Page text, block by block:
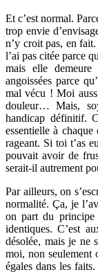
Et c’est normal.
trop envie
n’y croit pas, en
l’ai pas citée parce
mais elle
angoissées parce
mal vécu ! Moi
douleur… Mais,
handicap définitif.
essentielle à chaque
rageant. Si toi t’as
pouvait avoir de
serait-il autrement
Par ailleurs, on
normalité. Ça, je
on part du
identiques. C’est
désolée, mais je ne
moi, non seulement
égales dans les